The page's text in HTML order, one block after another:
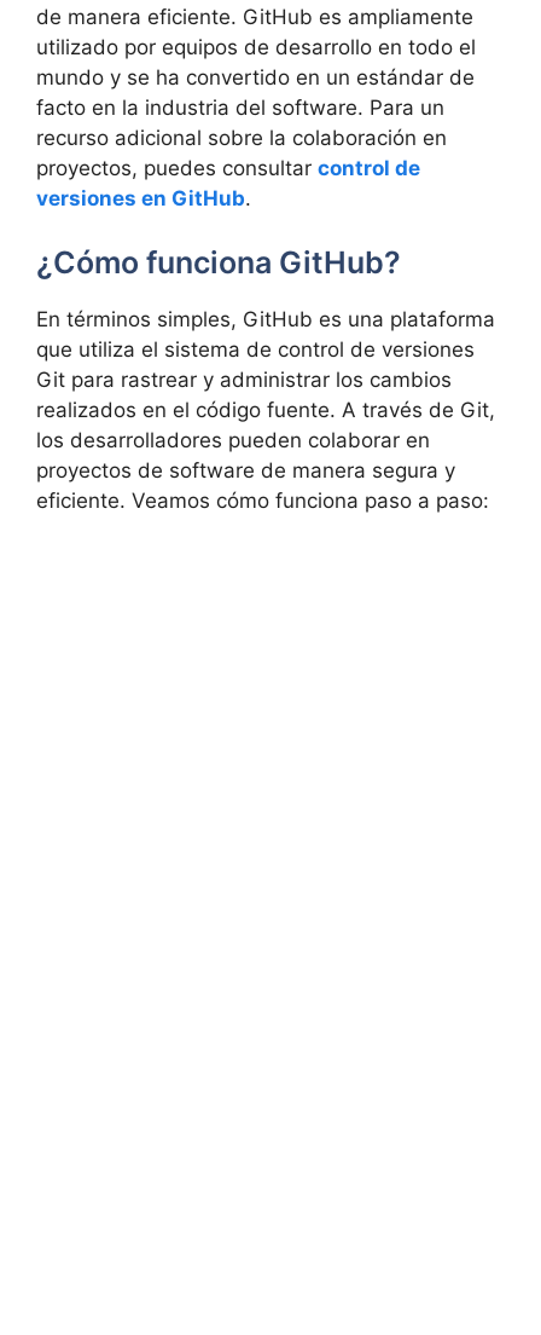
de manera eficiente. GitHub es ampliamente
utilizado por equipos de desarrollo en todo el
mundo y se ha convertido en un estándar de
facto en la industria del software. Para un
recurso adicional sobre la colaboración en
proyectos, puedes consultar control de
versiones en GitHub.
¿Cómo funciona GitHub?
En términos simples, GitHub es una plataforma
que utiliza el sistema de control de versiones
Git para rastrear y administrar los cambios
realizados en el código fuente. A través de Git,
los desarrolladores pueden colaborar en
proyectos de software de manera segura y
eficiente. Veamos cómo funciona paso a paso: